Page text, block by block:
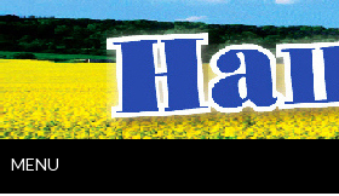
Skip
to
content
MENU